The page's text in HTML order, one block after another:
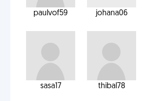
paulvof59 johana06
sasa17 thibal78